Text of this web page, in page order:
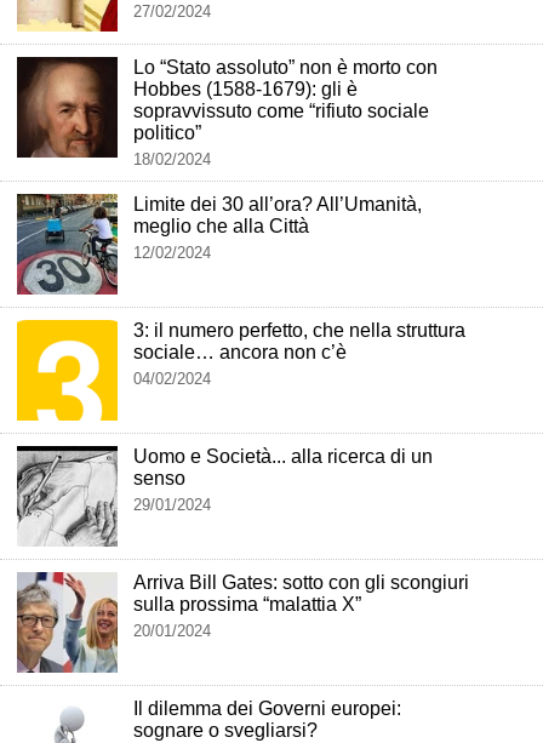
27/02/2024
Lo “Stato assoluto” non è morto con
Hobbes (1588-1679): gli è
sopravvissuto come “rifiuto sociale
politico”
18/02/2024
Limite dei 30 all’ora? All’Umanità,
meglio che alla Città
12/02/2024
3: il numero perfetto, che nella struttura
sociale… ancora non c’è
04/02/2024
Uomo e Società... alla ricerca di un
senso
29/01/2024
Arriva Bill Gates: sotto con gli scongiuri
sulla prossima “malattia X”
20/01/2024
Il dilemma dei Governi europei:
sognare o svegliarsi?